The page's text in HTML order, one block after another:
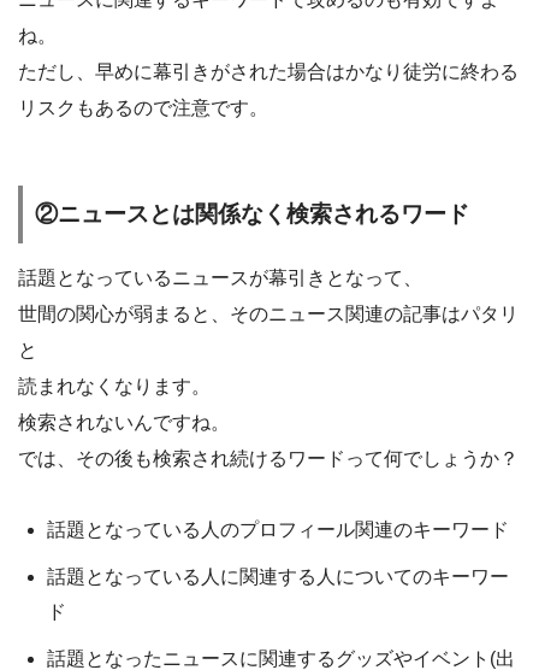
ね。
ただし、早めに幕引きがされた場合はかなり徒労に終わる
リスクもあるので注意です。
②ニュースとは関係なく検索されるワード
話題となっているニュースが幕引きとなって、
世間の関心が弱まると、そのニュース関連の記事はパタリ
と
読まれなくなります。
検索されないんですね。
では、その後も検索され続けるワードって何でしょうか？
話題となっている人のプロフィール関連のキーワード
話題となっている人に関連する人についてのキーワー
ド
話題となったニュースに関連するグッズやイベント(出